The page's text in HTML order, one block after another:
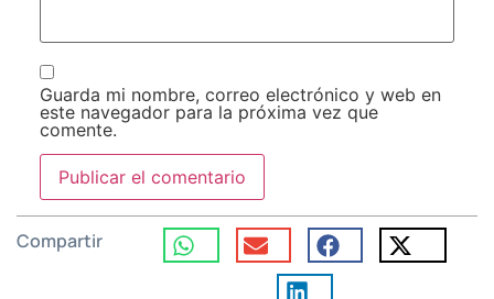
Guarda mi nombre, correo electrónico y web en
este navegador para la próxima vez que
comente.
Compartir